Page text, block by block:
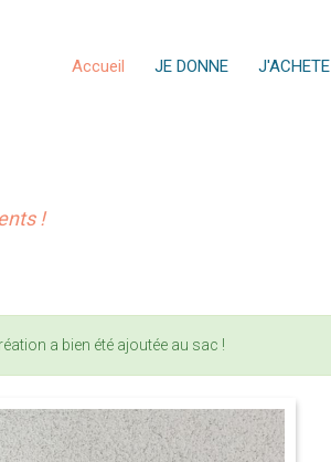
Accueil JE DONNE J'ACHETE
!
a bien été ajoutée au sac !